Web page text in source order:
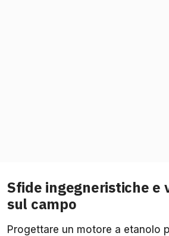
Sfide ingegneristiche e
sul campo
Progettare un motore a etanolo